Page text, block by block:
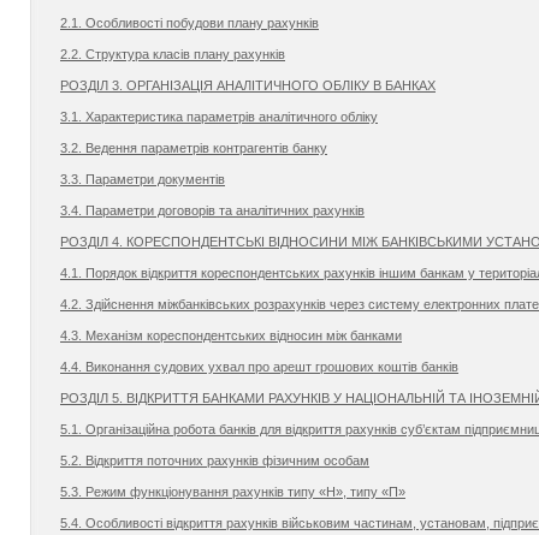
2.1. Особливості побудови плану рахунків
2.2. Структура класів плану рахунків
РОЗДІЛ 3. ОРГАНІЗАЦІЯ АНАЛІТИЧНОГО ОБЛІКУ В БАНКАХ
3.1. Характеристика параметрів аналітичного обліку
3.2. Ведення параметрів контрагентів банку
3.3. Параметри документів
3.4. Параметри договорів та аналітичних рахунків
РОЗДІЛ 4. КОРЕСПОНДЕНТСЬКІ ВІДНОСИНИ МІЖ БАНКІВСЬКИМИ
4.1. Порядок відкриття кореспондентських рахунків іншим банкам у
4.2. Здійснення міжбанківських розрахунків через систему електронних
4.3. Механізм кореспондентських відносин між банками
4.4. Виконання судових ухвал про арешт грошових коштів банків
РОЗДІЛ 5. ВІДКРИТТЯ БАНКАМИ РАХУНКІВ У НАЦІОНАЛЬНІЙ ТА
5.1. Організаційна робота банків для відкриття рахунків суб’єктам
5.2. Відкриття поточних рахунків фізичним особам
5.3. Режим функціонування рахунків типу «Н», типу «П»
5.4. Особливості відкриття рахунків військовим частинам, установам,